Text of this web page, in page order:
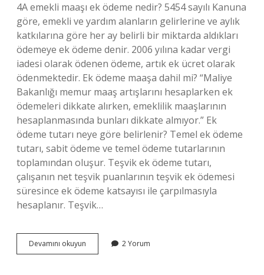
4A emekli maaşı ek ödeme nedir? 5454 sayılı Kanuna
göre, emekli ve yardım alanların gelirlerine ve aylık
katkılarına göre her ay belirli bir miktarda aldıkları
ödemeye ek ödeme denir. 2006 yılına kadar vergi
iadesi olarak ödenen ödeme, artık ek ücret olarak
ödenmektedir. Ek ödeme maaşa dahil mi? “Maliye
Bakanlığı memur maaş artışlarını hesaplarken ek
ödemeleri dikkate alırken, emeklilik maaşlarının
hesaplanmasında bunları dikkate almıyor.” Ek
ödeme tutarı neye göre belirlenir? Temel ek ödeme
tutarı, sabit ödeme ve temel ödeme tutarlarının
toplamından oluşur. Teşvik ek ödeme tutarı,
çalışanın net teşvik puanlarının teşvik ek ödemesi
süresince ek ödeme katsayısı ile çarpılmasıyla
hesaplanır. Teşvik…
Devamını okuyun
Emekli
2 Yorum